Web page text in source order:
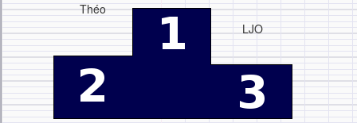
Théo
LJO